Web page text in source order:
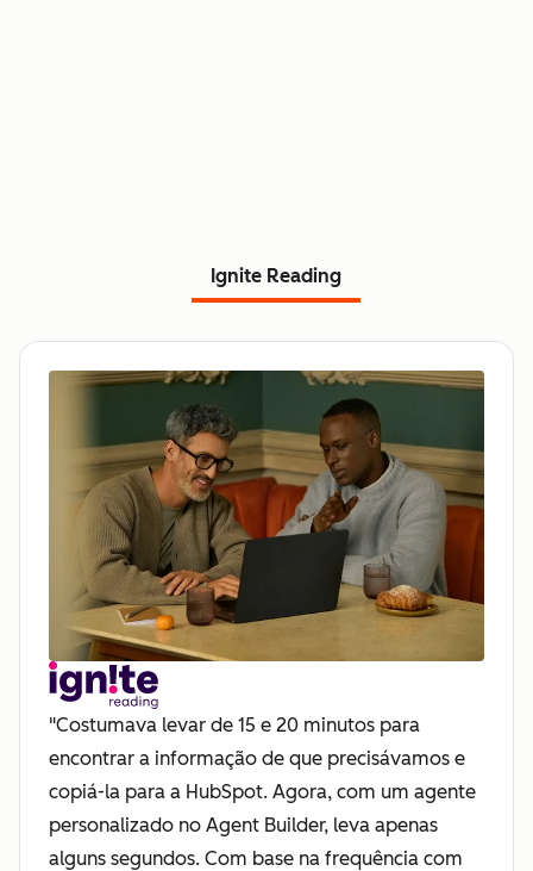
Ignite Reading
"Costumava levar de 15 e 20 minutos para
encontrar a informação de que precisávamos e
copiá-la para a HubSpot. Agora, com um agente
personalizado no Agent Builder, leva apenas
alguns segundos. Com base na frequência com